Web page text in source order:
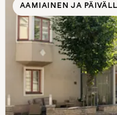
AAMIAINEN JA